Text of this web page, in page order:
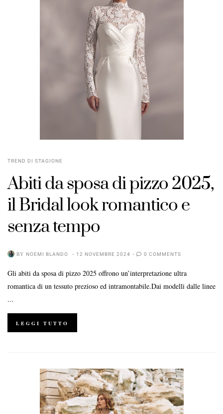
TREND DI STAGIONE
Abiti da sposa di pizzo 2025,
il Bridal look romantico e
senza tempo
BY NOEMI BLANDO 12 NOVEMBRE 2024 0 COMMENTS
Gli abiti da sposa di pizzo 2025 offrono un’interpretazione ultra
romantica di un tessuto prezioso ed intramontabile.Dai modelli dalle linee
...
LEGGI TUTTO